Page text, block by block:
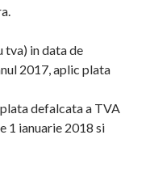
tva) in data de
2017, aplic plata
defalcata a TVA
1 ianuarie 2018 si